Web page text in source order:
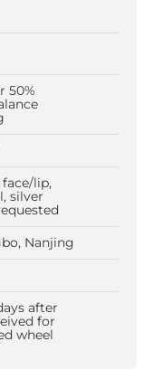
50%
lip,
silver
Nanjing
after
for
wheel